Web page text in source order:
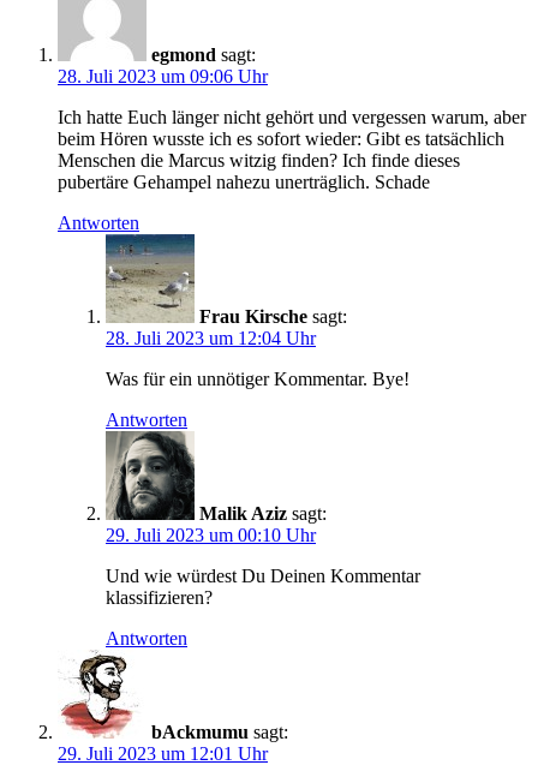
egmond sagt:
28. Juli 2023 um 09:06 Uhr
Ich hatte Euch länger nicht gehört und vergessen warum, aber
beim Hören wusste ich es sofort wieder: Gibt es tatsächlich
Menschen die Marcus witzig finden? Ich finde dieses
pubertäre Gehampel nahezu unerträglich. Schade
Antworten
Frau Kirsche sagt:
28. Juli 2023 um 12:04 Uhr
Was für ein unnötiger Kommentar. Bye!
Antworten
Malik Aziz sagt:
29. Juli 2023 um 00:10 Uhr
Und wie würdest Du Deinen Kommentar
klassifizieren?
Antworten
bAckmumu sagt:
29. Juli 2023 um 12:01 Uhr